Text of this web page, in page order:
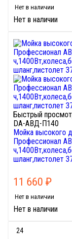
Нет в наличии
Нет в наличии
Быстрый
DA-АВД-П140
Мойка высокого
Профессионал
шланг,пистолет
11 660 ₽
Нет в наличии
Нет в наличии